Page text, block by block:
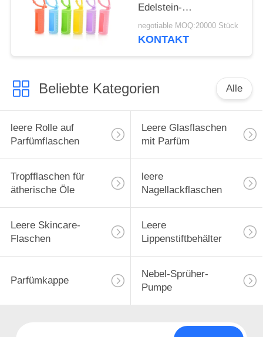
Edelstein-
Rollerflaschen, 5ml
Roll-On-Flaschen,
negotiable MOQ:20000 Stück
KONTAKT
Beliebte Kategorien Alle
leere Rolle auf
Parfümflaschen
Leere Glasflaschen
mit Parfüm
Tropfflaschen für
ätherische Öle
leere
Nagellackflaschen
Leere Skincare-
Flaschen
Leere
Lippenstiftbehälter
Parfümkappe
Nebel-Sprüher-
Pumpe